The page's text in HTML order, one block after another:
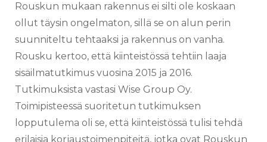
Rouskun mukaan rakennus ei silti ole koskaan
ollut täysin ongelmaton, sillä se on alun perin
suunniteltu tehtaaksi ja rakennus on vanha.
Rousku kertoo, että kiinteistössä tehtiin laaja
sisäilmatutkimus vuosina 2015 ja 2016.
Tutkimuksista vastasi Wise Group Oy.
Toimipisteessä suoritetun tutkimuksen
lopputulema oli se, että kiinteistössä tulisi tehdä
erilaisia korjaustoimenpiteitä, jotka ovat Rouskun